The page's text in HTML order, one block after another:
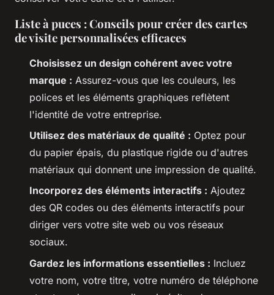
Liste à puces : Conseils pour créer des cartes
de visite personnalisées efficaces
Choisissez un design cohérent avec votre
marque : Assurez-vous que les couleurs, les
polices et les éléments graphiques reflètent
l'identité de votre entreprise.
Utilisez des matériaux de qualité : Optez pour
du papier épais, du plastique rigide ou d'autres
matériaux qui donnent une impression de qualité.
Incorporez des éléments interactifs : Ajoutez
des QR codes ou des éléments interactifs pour
diriger vers votre site web ou vos réseaux
sociaux.
Gardez les informations essentielles : Incluez
votre nom, votre titre, votre numéro de téléphone